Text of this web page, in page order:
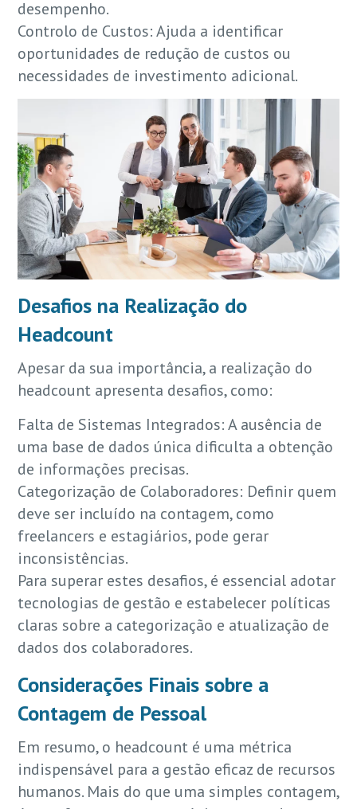
desempenho.
Controlo de Custos: Ajuda a identificar
oportunidades de redução de custos ou
necessidades de investimento adicional.
Desafios na Realização do
Headcount
Apesar da sua importância, a realização do
headcount apresenta desafios, como:
Falta de Sistemas Integrados: A ausência de
uma base de dados única dificulta a obtenção
de informações precisas.
Categorização de Colaboradores: Definir quem
deve ser incluído na contagem, como
freelancers e estagiários, pode gerar
inconsistências.
Para superar estes desafios, é essencial adotar
tecnologias de gestão e estabelecer políticas
claras sobre a categorização e atualização de
dados dos colaboradores.
Considerações Finais sobre a
Contagem de Pessoal
Em resumo, o headcount é uma métrica
indispensável para a gestão eficaz de recursos
humanos. Mais do que uma simples contagem,